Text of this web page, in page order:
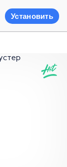
Установить